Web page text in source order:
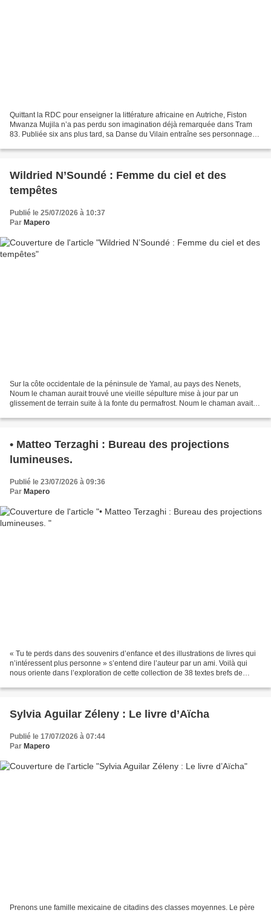
Quittant la RDC pour enseigner la littérature africaine en Autriche, Fiston
Mwanza Mujila n’a pas perdu son imagination déjà remarquée dans Tram
83. Publiée six ans plus tard, sa Danse du Vilain entraîne ses personnages
Wildried N’Soundé : Femme du ciel et des
tempêtes
Publié le 25/07/2026 à 10:37
Par Mapero
Sur la côte occidentale de la péninsule de Yamal, au pays des Nenets,
Noum le chaman aurait trouvé une vieille sépulture mise à jour par un
glissement de terrain suite à la fonte du permafrost. Noum le chaman avait
• Matteo Terzaghi : Bureau des projections
lumineuses.
Publié le 23/07/2026 à 09:36
Par Mapero
« Tu te perds dans des souvenirs d’enfance et des illustrations de livres qui
n’intéressent plus personne » s’entend dire l’auteur par un ami. Voilà qui
nous oriente dans l’exploration de cette collection de 38 textes brefs de
Sylvia Aguilar Zéleny : Le livre d’Aïcha
Publié le 17/07/2026 à 07:44
Par Mapero
Prenons une famille mexicaine de citadins des classes moyennes. Le père